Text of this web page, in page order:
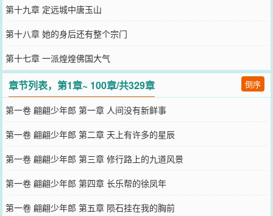
第十九章 定远城中唐玉山
第十八章 她的身后还有整个宗门
第十七章 一派煌煌佛国大气
章节列表，第1章~ 100章/共329章 倒序
第一卷 翩翩少年郎 第一章 人间没有新鲜事
第一卷 翩翩少年郎 第二章 天上有许多的星辰
第一卷 翩翩少年郎 第三章 修行路上的九道风景
第一卷 翩翩少年郎 第四章 长乐帮的徐凤年
第一卷 翩翩少年郎 第五章 陨石挂在我的胸前